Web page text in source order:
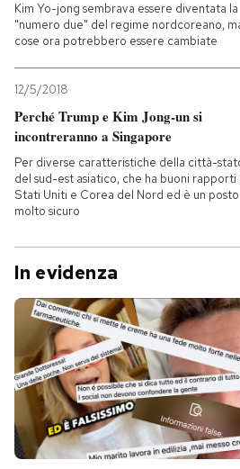
Kim Yo-jong sembrava essere diventata la
"numero due" del regime nordcoreano,
cose ora potrebbero essere cambiate
12/5/2018
Perché Trump e Kim Jong-un si
incontreranno a Singapore
Per diverse caratteristiche della città-
del sud-est asiatico, che ha buoni rapporti
Stati Uniti e Corea del Nord ed è un posto
molto sicuro
In evidenza